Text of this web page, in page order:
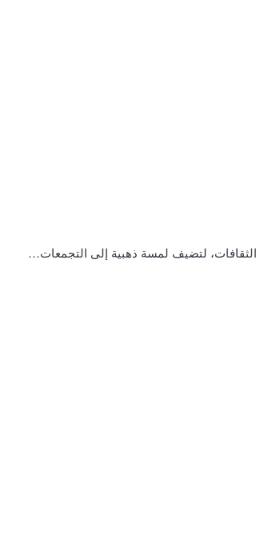
لتضيف لمسة ذهبية إلى التجمعات…